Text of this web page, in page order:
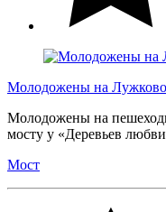
Молодожены на
Молодожены на
мосту у «Деревьев
Мост